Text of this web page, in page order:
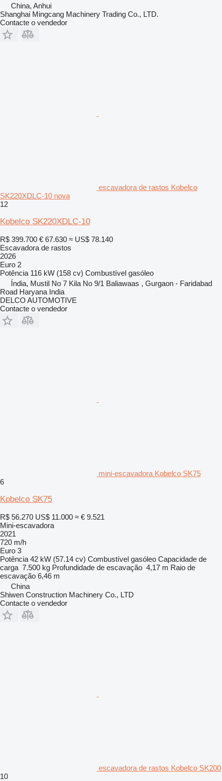
China, Anhui
Shanghai Mingcang Machinery Trading Co., LTD.
Contacte o vendedor
escavadora de rastos Kobelco
SK220XDLC-10 nova
12
Kobelco SK220XDLC-10
R$ 399.700 € 67.630 ≈ US$ 78.140
Escavadora de rastos
2026
Euro 2
Potência 116 kW (158 cv) Combustível gasóleo
Índia, Mustil No 7 Kila No 9/1 Baliawaas , Gurgaon - Faridabad
Road Haryana India
DELCO AUTOMOTIVE
Contacte o vendedor
mini-escavadora Kobelco SK75
6
Kobelco SK75
R$ 56.270 US$ 11.000 ≈ € 9.521
Mini-escavadora
2021
720 m/h
Euro 3
Potência 42 kW (57.14 cv) Combustível gasóleo Capacidade de
carga 7.500 kg Profundidade de escavação 4,17 m Raio de
escavação 6,46 m
China
Shiwen Construction Machinery Co., LTD
Contacte o vendedor
escavadora de rastos Kobelco SK200
10